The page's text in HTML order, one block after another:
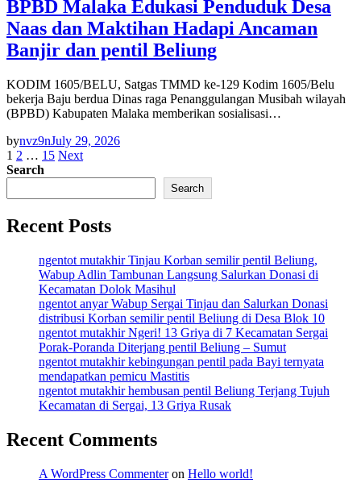
BPBD Malaka Edukasi Penduduk Desa
Naas dan Maktihan Hadapi Ancaman
Banjir dan pentil Beliung
KODIM 1605/BELU, Satgas TMMD ke-129 Kodim 1605/Belu
bekerja Baju berdua Dinas raga Penanggulangan Musibah wilayah
(BPBD) Kabupaten Malaka memberikan sosialisasi…
bynvz9nJuly 29, 2026
Posts
pagination
1 2 … 15 Next
Search
Search
Recent Posts
ngentot mutakhir Tinjau Korban semilir pentil Beliung,
Wabup Adlin Tambunan Langsung Salurkan Donasi di
Kecamatan Dolok Masihul
ngentot anyar Wabup Sergai Tinjau dan Salurkan Donasi
distribusi Korban semilir pentil Beliung di Desa Blok 10
ngentot mutakhir Ngeri! 13 Griya di 7 Kecamatan Sergai
Porak-Poranda Diterjang pentil Beliung – Sumut
ngentot mutakhir kebingungan pentil pada Bayi ternyata
mendapatkan pemicu Mastitis
ngentot mutakhir hembusan pentil Beliung Terjang Tujuh
Kecamatan di Sergai, 13 Griya Rusak
Recent Comments
A WordPress Commenteron Hello world!